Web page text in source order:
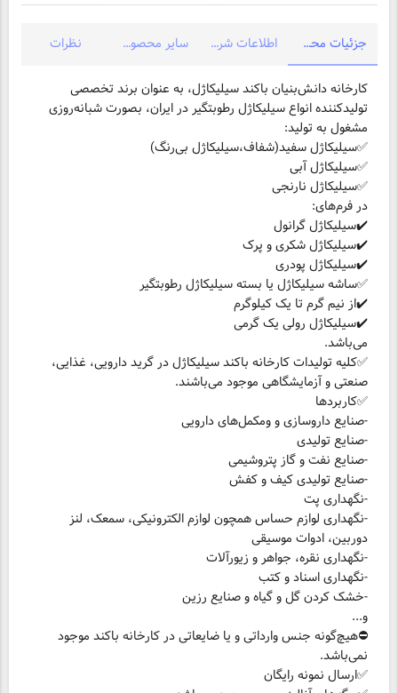
جزئیات محصول اطلاعات شرکت سایر محصولات شرکت نظرات
کارخانه دانش‌بنیان باکند سیلیکاژل، به عنوان برند تخصصی
تولیدکننده انواع سیلیکاژل رطوبتگیر در ایران، بصورت شبانه‌روزی
مشغول به تولید:
✅سیلیکاژل نارنجی
✔️سیلیکاژل پودری
می‌باشد.
✅کلیه تولیدات کارخانه باکند سیلیکاژل در گرید دارویی، غذایی،
صنعتی و آزمایشگاهی موجود می‌باشند.
-نگهداری لوازم حساس همچون لوازم الکترونیکی، سمعک، لنز
و...
⛔هیچ‌گونه جنس وارداتی و یا ضایعاتی در کارخانه باکند موجود
نمی‌باشد.